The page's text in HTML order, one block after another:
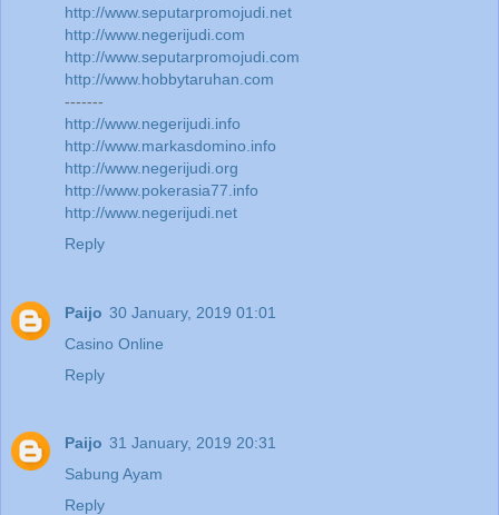
http://www.seputarpromojudi.net
http://www.negerijudi.com
http://www.seputarpromojudi.com
http://www.hobbytaruhan.com
-------
http://www.negerijudi.info
http://www.markasdomino.info
http://www.negerijudi.org
http://www.pokerasia77.info
http://www.negerijudi.net
Reply
Paijo 30 January, 2019 01:01
Casino Online
Reply
Paijo 31 January, 2019 20:31
Sabung Ayam
Reply